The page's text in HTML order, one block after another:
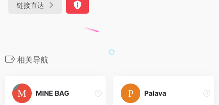
链接直达
相关导航
MINE BAG Palava